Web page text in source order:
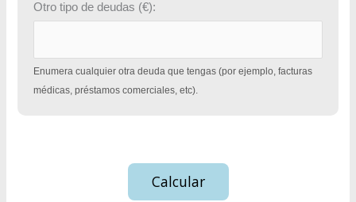
Otro tipo de deudas (€):
Enumera cualquier otra deuda que tengas (por ejemplo, facturas
médicas, préstamos comerciales, etc).
Calcular